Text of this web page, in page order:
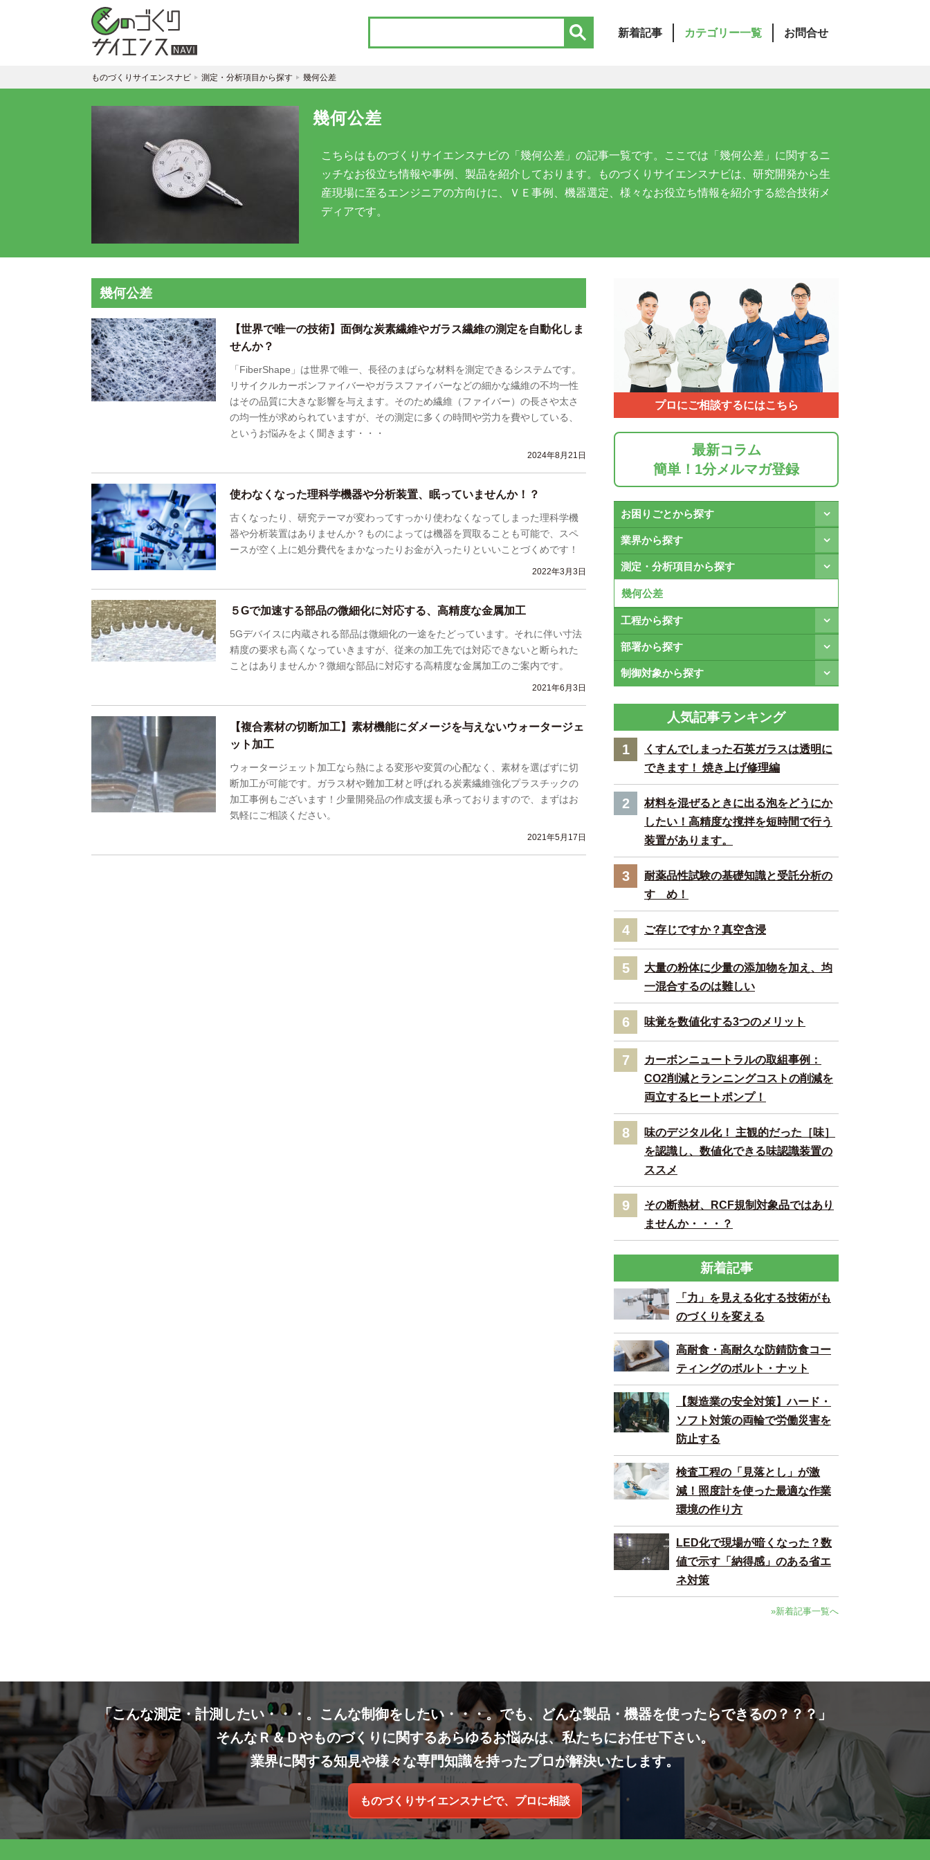
新着記事 カテゴリー一覧 お問合せ
ものづくりサイエンスナビ 測定・分析項目から探す 幾何公差
幾何公差
こちらはものづくりサイエンスナビの「幾何公差」の記事一覧です。ここでは「幾何公差」に関するニ
ッチなお役立ち情報や事例、製品を紹介しております。ものづくりサイエンスナビは、研究開発から生
産現場に至るエンジニアの方向けに、ＶＥ事例、機器選定、様々なお役立ち情報を紹介する総合技術メ
ディアです。
幾何公差
【世界で唯一の技術】面倒な炭素繊維やガラス繊維の測定を自動化しま
せんか？
「FiberShape」は世界で唯一、長径のまばらな材料を測定できるシステムです。
リサイクルカーボンファイバーやガラスファイバーなどの細かな繊維の不均一性
はその品質に大きな影響を与えます。そのため繊維（ファイバー）の長さや太さ
の均一性が求められていますが、その測定に多くの時間や労力を費やしている、
というお悩みをよく聞きます・・・
2024年8月21日
使わなくなった理科学機器や分析装置、眠っていませんか！？
古くなったり、研究テーマが変わってすっかり使わなくなってしまった理科学機
器や分析装置はありませんか？ものによっては機器を買取ることも可能で、スペ
ースが空く上に処分費代をまかなったりお金が入ったりといいことづくめです！
2022年3月3日
５Gで加速する部品の微細化に対応する、高精度な金属加工
5Gデバイスに内蔵される部品は微細化の一途をたどっています。それに伴い寸法
精度の要求も高くなっていきますが、従来の加工先では対応できないと断られた
ことはありませんか？微細な部品に対応する高精度な金属加工のご案内です。
2021年6月3日
【複合素材の切断加工】素材機能にダメージを与えないウォータージェ
ット加工
ウォータージェット加工なら熱による変形や変質の心配なく、素材を選ばずに切
断加工が可能です。ガラス材や難加工材と呼ばれる炭素繊維強化プラスチックの
加工事例もございます！少量開発品の作成支援も承っておりますので、まずはお
気軽にご相談ください。
2021年5月17日
プロにご相談するにはこちら
最新コラム
簡単！1分メルマガ登録
お困りごとから探す
業界から探す
測定・分析項目から探す
幾何公差
工程から探す
部署から探す
制御対象から探す
人気記事ランキング
1
くすんでしまった石英ガラスは透明に
できます！ 焼き上げ修理編
2
材料を混ぜるときに出る泡をどうにか
したい！高精度な撹拌を短時間で行う
装置があります。
3
耐薬品性試験の基礎知識と受託分析の
すゝめ！
4 ご存じですか？真空含浸
5
大量の粉体に少量の添加物を加え、均
一混合するのは難しい
6 味覚を数値化する3つのメリット
7
カーボンニュートラルの取組事例：
CO2削減とランニングコストの削減を
両立するヒートポンプ！
8
味のデジタル化！ 主観的だった［味］
を認識し、数値化できる味認識装置の
ススメ
9
その断熱材、RCF規制対象品ではあり
ませんか・・・？
新着記事
「力」を見える化する技術がも
のづくりを変える
高耐食・高耐久な防錆防食コー
ティングのボルト・ナット
【製造業の安全対策】ハード・
ソフト対策の両輪で労働災害を
防止する
検査工程の「見落とし」が激
減！照度計を使った最適な作業
環境の作り方
LED化で現場が暗くなった？数
値で示す「納得感」のある省エ
ネ対策
»新着記事一覧へ
「こんな測定・計測したい・・・。こんな制御をしたい・・・。でも、どんな製品・機器を使ったらできるの？？？」
そんなＲ＆Ｄやものづくりに関するあらゆるお悩みは、私たちにお任せ下さい。
業界に関する知見や様々な専門知識を持ったプロが解決いたします。
ものづくりサイエンスナビで、プロに相談